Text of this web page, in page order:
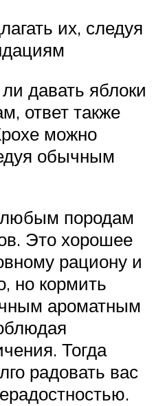
их, следуя
давать яблоки
ответ также
можно
обычным
породам
Это хорошее
рациону и
но кормить
ароматным
Тогда
радовать вас